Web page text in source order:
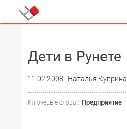
Дети в Рунете
11.02.2008 Наталья Куприна
Ключевые слова : Предприятие